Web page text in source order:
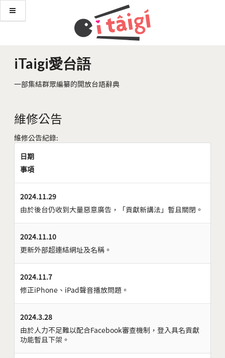
iTaigi愛台語
一部集結群眾編纂的開放台語辭典
維修公告
維修公告紀錄:
日期
事項
2024.11.29
由於後台仍收到大量惡意廣告，「貢獻新講法」暫且關閉。
2024.11.10
更新外部超連結網址及名稱。
2024.11.7
修正iPhone、iPad聲音播放問題。
2024.3.28
由於人力不足難以配合Facebook審查機制，登入具名貢獻
功能暫且下架。